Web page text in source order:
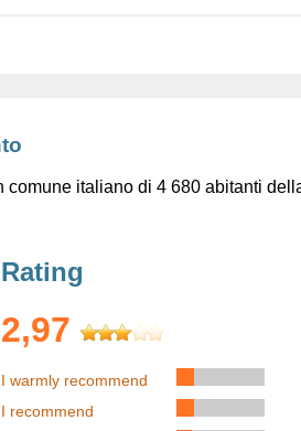
comune italiano di 4 680 abitanti
Rating
2,97
I warmly recommend
I recommend